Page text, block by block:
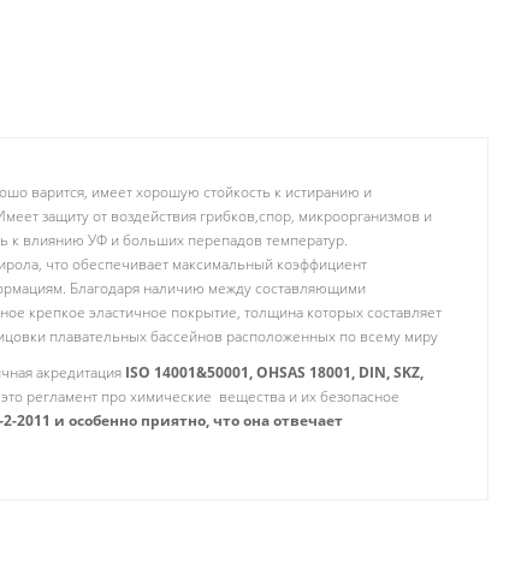
варится, имеет хорошую стойкость к истиранию и
защиту от воздействия грибков,спор, микроорганизмов и
к влиянию УФ и больших перепадов температур.
что обеспечивает максимальный коэффициент
Благодаря наличию между составляющими
крепкое эластичное покрытие, толщина которых составляет
плавательных бассейнов расположенных по всему миру
акредитация ISO 14001&50001, OHSAS 18001, DIN, SKZ,
регламент про химические вещества и их безопасное
2011 и особенно приятно, что она отвечает